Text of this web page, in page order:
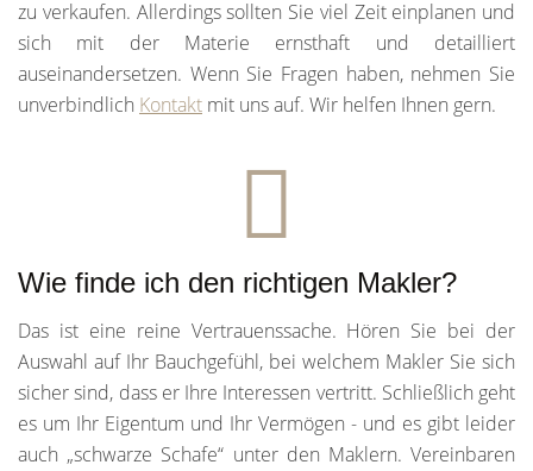
zu verkaufen. Allerdings sollten Sie viel Zeit einplanen und
sich mit der Materie ernsthaft und detailliert
auseinandersetzen. Wenn Sie Fragen haben, nehmen Sie
unverbindlich Kontakt mit uns auf. Wir helfen Ihnen gern.
Wie finde ich den richtigen Makler?
Das ist eine reine Vertrauenssache. Hören Sie bei der
Auswahl auf Ihr Bauchgefühl, bei welchem Makler Sie sich
sicher sind, dass er Ihre Interessen vertritt. Schließlich geht
es um Ihr Eigentum und Ihr Vermögen - und es gibt leider
auch „schwarze Schafe“ unter den Maklern. Vereinbaren